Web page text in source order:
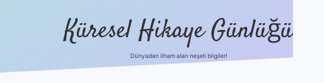
Küresel Hikaye Günlüğü
Dünyadan ilham alan neşeli bilgiler!